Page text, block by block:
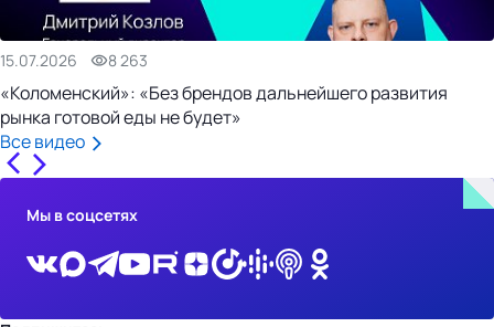
15.07.2026 8 263
«Коломенский»: «Без брендов дальнейшего развития
рынка готовой еды не будет»
Все видео
Мы в соцсетях